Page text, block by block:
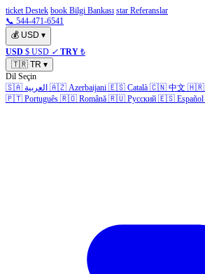
ticket Destek book Bilgi Bankası star Referanslar
📞 544-471-6541
💰 USD ▾
USD $ USD ✓ TRY ₺
🇹🇷 TR ▾
Dil Seçin
🇸🇦 العربية 🇦🇿 Azerbaijani 🇪🇸 Català 🇨🇳 中文 🇭🇷
🇵🇹 Português 🇷🇴 Română 🇷🇺 Русский 🇪🇸 Español